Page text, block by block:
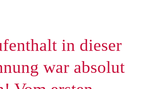
in dieser
war absolut